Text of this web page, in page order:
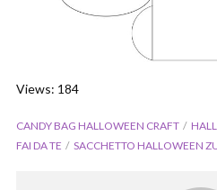
Views: 184
CANDY BAG HALLOWEEN CRAFT
FAI DA TE
SACCHETTO HALLOWEEN